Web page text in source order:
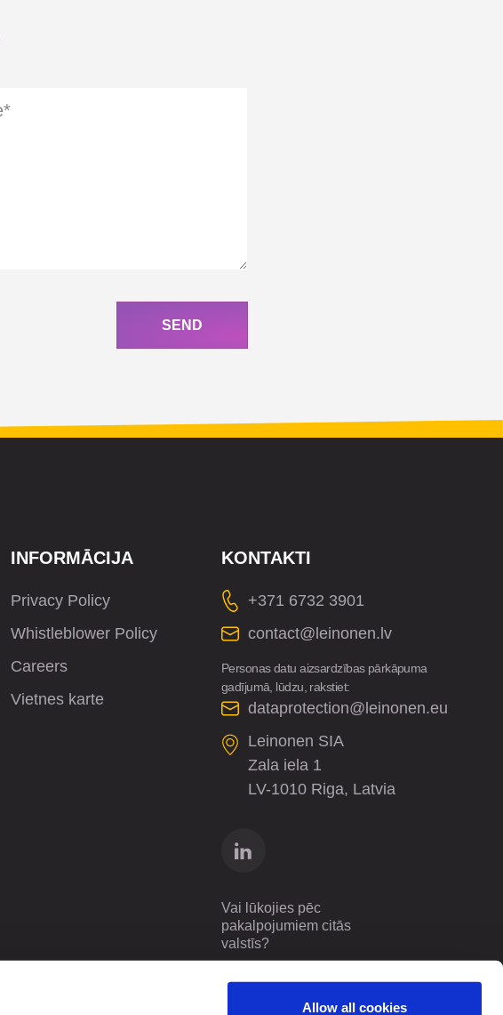
Allow all cookies
SEND
INFORMĀCIJA
Privacy Policy
Whistleblower Policy
Careers
Vietnes karte
KONTAKTI
+371 6732 3901
contact@leinonen.lv
Personas datu aizsardzības pārkāpuma
gadījumā, lūdzu, rakstiet:
dataprotection@leinonen.eu
Leinonen SIA
Zala iela 1
LV-1010 Riga, Latvia
Vai lūkojies pēc
pakalpojumiem citās
valstīs?
Latvia LV